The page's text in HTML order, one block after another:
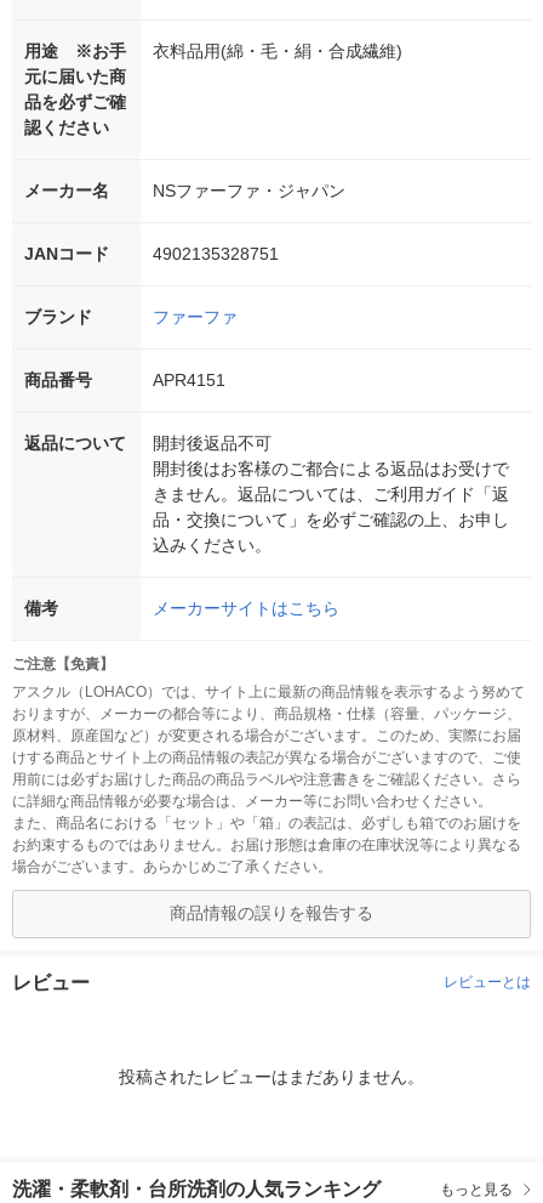
用途 ※お手
元に届いた商
品を必ずご確
認ください
衣料品用(綿・毛・絹・合成繊維)
メーカー名 NSファーファ・ジャパン
JANコード 4902135328751
ブランド ファーファ
商品番号 APR4151
返品について
開封後返品不可
開封後はお客様のご都合による返品はお受けで
きません。返品については、ご利用ガイド「返
品・交換について」を必ずご確認の上、お申し
込みください。
備考 メーカーサイトはこちら
ご注意【免責】
アスクル（LOHACO）では、サイト上に最新の商品情報を表示するよう努めて
おりますが、メーカーの都合等により、商品規格・仕様（容量、パッケージ、
原材料、原産国など）が変更される場合がございます。このため、実際にお届
けする商品とサイト上の商品情報の表記が異なる場合がございますので、ご使
用前には必ずお届けした商品の商品ラベルや注意書きをご確認ください。さら
に詳細な商品情報が必要な場合は、メーカー等にお問い合わせください。
また、商品名における「セット」や「箱」の表記は、必ずしも箱でのお届けを
お約束するものではありません。お届け形態は倉庫の在庫状況等により異なる
場合がございます。あらかじめご了承ください。
商品情報の誤りを報告する
レビュー レビューとは
投稿されたレビューはまだありません。
洗濯・柔軟剤・台所洗剤の人気ランキング もっと見る